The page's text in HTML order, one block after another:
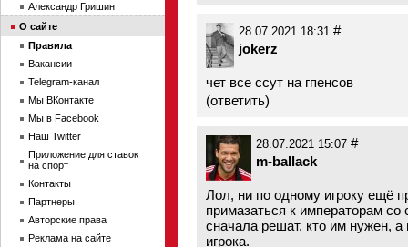
28.07.2021 18:31 #
jokerz
чет все ссут на гпенсов
(ответить)
28.07.2021 15:07 #
m-ballack
Лол, ни по одному игроку ещё
примазаться к императорам
сначала решат, кто им нужен, а
игрока.
Александр Гришин
О сайте
Правила
Вакансии
Telegram-канал
Мы ВКонтакте
Мы в Facebook
Наш Twitter
Приложение для ставок
на спорт
Контакты
Партнеры
Авторские права
Реклама на сайте